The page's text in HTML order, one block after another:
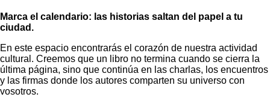
Marca el calendario: las historias saltan del papel a tu
ciudad.
En este espacio encontrarás el corazón de nuestra actividad
cultural. Creemos que un libro no termina cuando se cierra la
última página, sino que continúa en las charlas, los encuentros
y las firmas donde los autores comparten su universo con
vosotros.